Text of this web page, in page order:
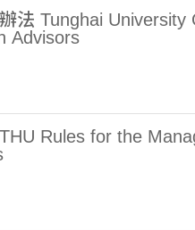
法 Tunghai
Advisors
Rules for the